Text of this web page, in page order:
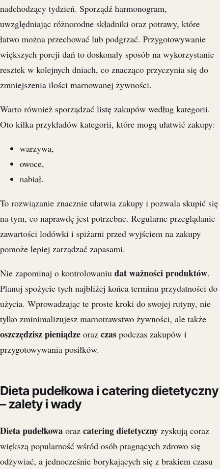
nadchodzący tydzień. Sporządź harmonogram,
uwzględniając różnorodne składniki oraz potrawy, które
łatwo można przechować lub podgrzać. Przygotowywanie
większych porcji dań to doskonały sposób na wykorzystanie
resztek w kolejnych dniach, co znacząco przyczynia się do
zmniejszenia ilości marnowanej żywności.
Warto również sporządzać listę zakupów według kategorii.
Oto kilka przykładów kategorii, które mogą ułatwić zakupy:
warzywa,
owoce,
nabiał.
To rozwiązanie znacznie ułatwia zakupy i pozwala skupić się
na tym, co naprawdę jest potrzebne. Regularne przeglądanie
zawartości lodówki i spiżarni przed wyjściem na zakupy
pomoże lepiej zarządzać zapasami.
Nie zapominaj o kontrolowaniu dat ważności produktów.
Planuj spożycie tych najbliżej końca terminu przydatności do
użycia. Wprowadzając te proste kroki do swojej rutyny, nie
tylko zminimalizujesz marnotrawstwo żywności, ale także
oszczędzisz pieniądze oraz czas podczas zakupów i
przygotowywania posiłków.
Dieta pudełkowa i catering dietetyczny
– zalety i wady
Dieta pudełkowa oraz catering dietetyczny zyskują coraz
większą popularność wśród osób pragnących zdrowo się
odżywiać, a jednocześnie borykających się z brakiem czasu